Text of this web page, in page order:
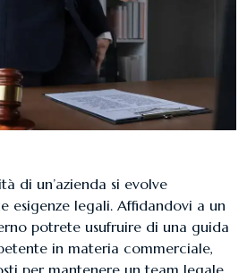
di un’azienda si evolve
esigenze legali. Affidandovi a un
potrete usufruire di una guida
in materia commerciale,
per mantenere un team legale